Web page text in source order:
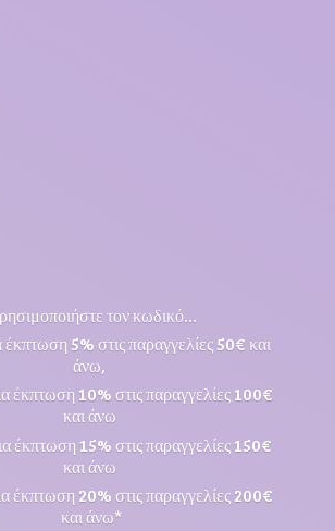
τον κωδικό...
5% στις παραγγελίες 50€ και
άνω,
έκπτωση 10% στις παραγγελίες 100€
και άνω
έκπτωση 15% στις παραγγελίες 150€
και άνω
έκπτωση 20% στις παραγγελίες 200€
και άνω*